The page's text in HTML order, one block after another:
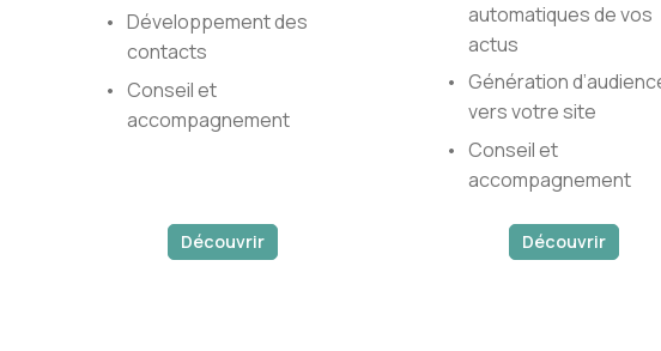
Développement des
contacts
Conseil et
accompagnement
Découvrir
automatiques de vos
actus
Génération
vers votre site
Conseil et
accompagnement
Découvrir